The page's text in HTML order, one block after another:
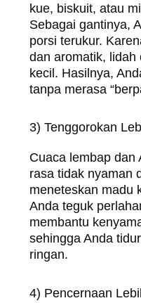
kue, biskuit, atau
Sebagai gantinya,
porsi terukur.
dan aromatik, lidah
kecil. Hasilnya,
tanpa merasa
3) Tenggorokan
Cuaca lembap dan
rasa tidak nyaman
meneteskan madu
Anda teguk
membantu
sehingga Anda
ringan.
4) Pencernaan